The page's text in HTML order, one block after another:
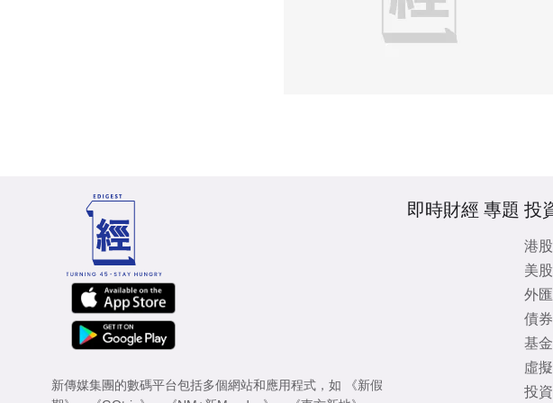
新傳媒集團的數碼平台包括多個網站和應用程式，如
《新假
即時財經 專題 投
港股
美股
外匯
債券
基
虛
投